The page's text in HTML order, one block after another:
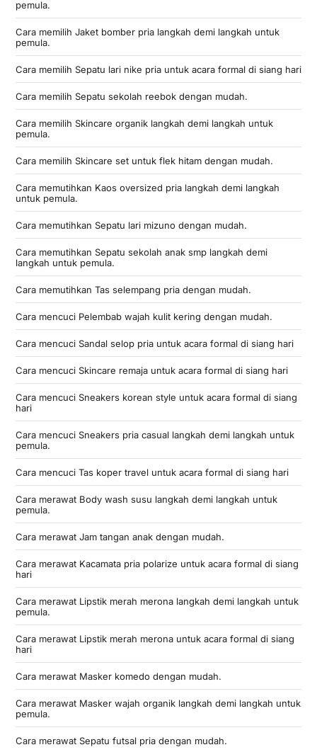
pemula.
Cara memilih Jaket bomber pria langkah demi langkah untuk
pemula.
Cara memilih Sepatu lari nike pria untuk acara formal di siang hari
Cara memilih Sepatu sekolah reebok dengan mudah.
Cara memilih Skincare organik langkah demi langkah untuk
pemula.
Cara memilih Skincare set untuk flek hitam dengan mudah.
Cara memutihkan Kaos oversized pria langkah demi langkah
untuk pemula.
Cara memutihkan Sepatu lari mizuno dengan mudah.
Cara memutihkan Sepatu sekolah anak smp langkah demi
langkah untuk pemula.
Cara memutihkan Tas selempang pria dengan mudah.
Cara mencuci Pelembab wajah kulit kering dengan mudah.
Cara mencuci Sandal selop pria untuk acara formal di siang hari
Cara mencuci Skincare remaja untuk acara formal di siang hari
Cara mencuci Sneakers korean style untuk acara formal di siang
hari
Cara mencuci Sneakers pria casual langkah demi langkah untuk
pemula.
Cara mencuci Tas koper travel untuk acara formal di siang hari
Cara merawat Body wash susu langkah demi langkah untuk
pemula.
Cara merawat Jam tangan anak dengan mudah.
Cara merawat Kacamata pria polarize untuk acara formal di siang
hari
Cara merawat Lipstik merah merona langkah demi langkah untuk
pemula.
Cara merawat Lipstik merah merona untuk acara formal di siang
hari
Cara merawat Masker komedo dengan mudah.
Cara merawat Masker wajah organik langkah demi langkah untuk
pemula.
Cara merawat Sepatu futsal pria dengan mudah.